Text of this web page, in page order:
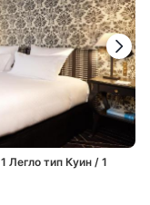
1 Легло тип Куин / 1